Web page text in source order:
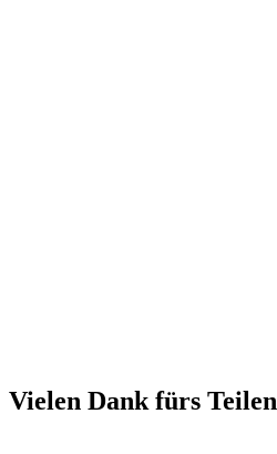
Vielen Dank fürs Teilen